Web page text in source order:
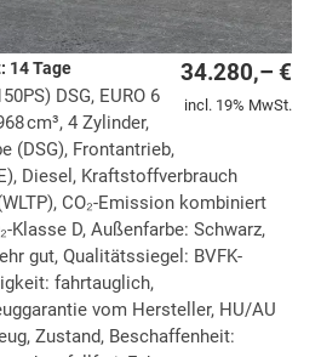
34.280,– €
incl. 19% MwSt.
14 Tage
DSG, EURO 6
cm³, 4 Zylinder,
(DSG), Frontantrieb,
Diesel, Kraftstoffverbrauch
CO₂-Emission kombiniert
Klasse D, Außenfarbe: Schwarz,
gut, Qualitätssiegel: BVFK-
fahrtauglich,
vom Hersteller, HU/AU
Zustand, Beschaffenheit: